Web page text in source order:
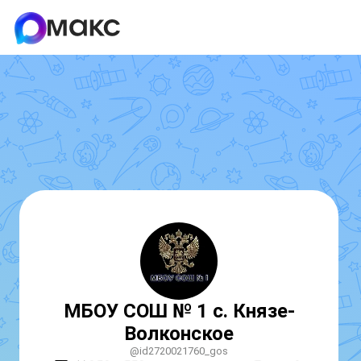
МБОУ СОШ № 1 с. Князе-
Волконское
@id2720021760_gos